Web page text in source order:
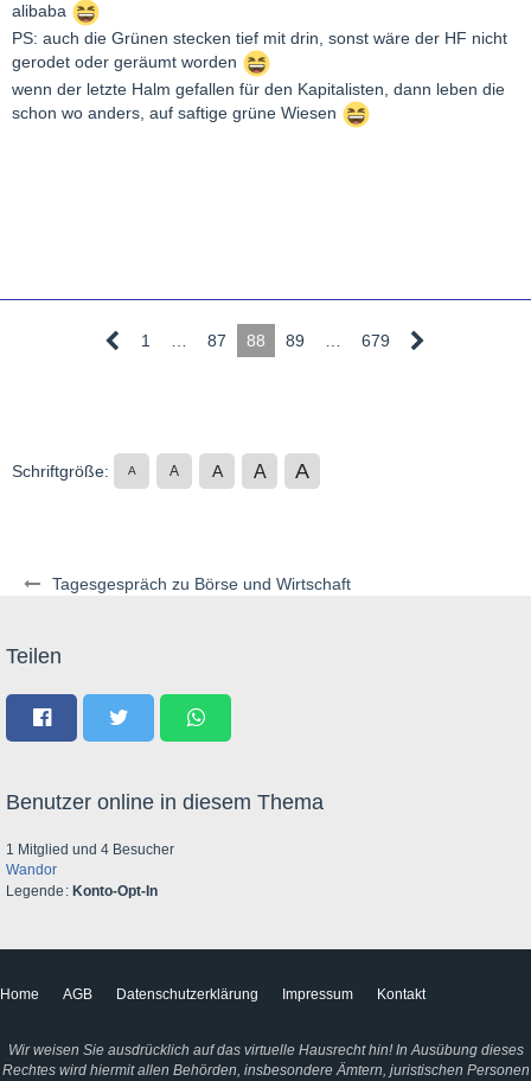
Tagesgespräch zu Börse und Wirtschaft
alibaba
PS: auch die Grünen stecken tief mit drin, sonst wäre der HF nicht
gerodet oder geräumt worden
wenn der letzte Halm gefallen für den Kapitalisten, dann leben die
schon wo anders, auf saftige grüne Wiesen
1 … 87 88 89 … 679
Schriftgröße: A A A A A
Teilen
Benutzer online in diesem Thema
1 Mitglied und 4 Besucher
Wandor
Legende Konto-Opt-In
Home AGB Datenschutzerklärung Impressum Kontakt
Wir weisen Sie ausdrücklich auf das virtuelle Hausrecht hin! In Ausübung dieses
Rechtes wird hiermit allen Behörden, insbesondere Ämtern, juristischen Personen